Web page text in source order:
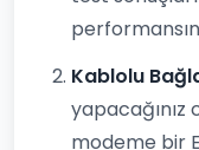
Kablolu
yapacağınız
modeme bir